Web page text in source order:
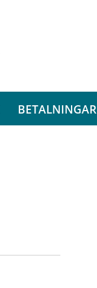
BETALNINGAR